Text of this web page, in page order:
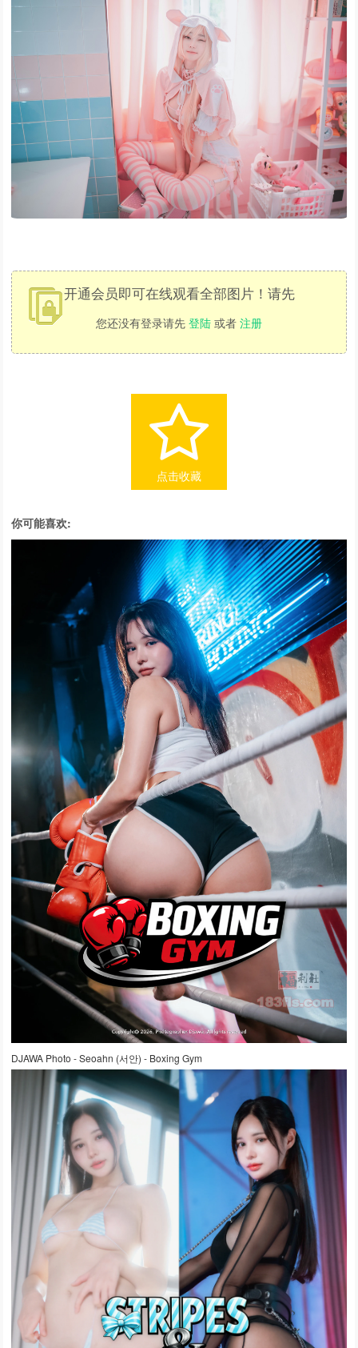
开通会员即可在线观看全部图片！请先
您还没有登录请先 登陆 或者 注册
点击收藏
你可能喜欢:
DJAWA Photo - Seoahn (서안) - Boxing Gym